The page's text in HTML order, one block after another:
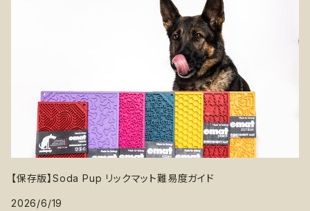
【保存版】Soda Pup リックマット難易度ガイド
2026/6/19